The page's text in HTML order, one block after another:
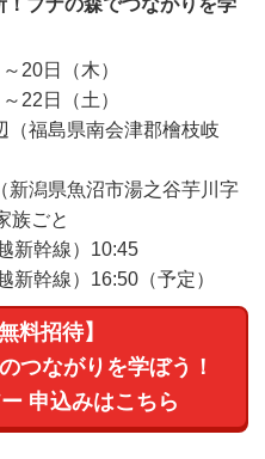
！ブナの森でつながりを学
20日（木）
22日（土）
（福島県南会津郡檜枝岐
新潟県魚沼市湯之谷芋川字
族ごと
新幹線）10:45
新幹線）16:50（予定）
料招待】
つながりを学ぼう！
申込みはこちら